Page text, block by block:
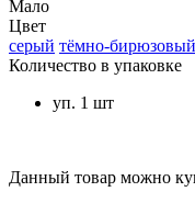
Мало
Цвет
серый тёмно-бирюзовый
Количество в упаковке
уп. 1 шт
Данный товар можно